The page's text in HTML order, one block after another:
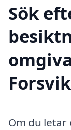
Sök
Forsvik
Om du letar